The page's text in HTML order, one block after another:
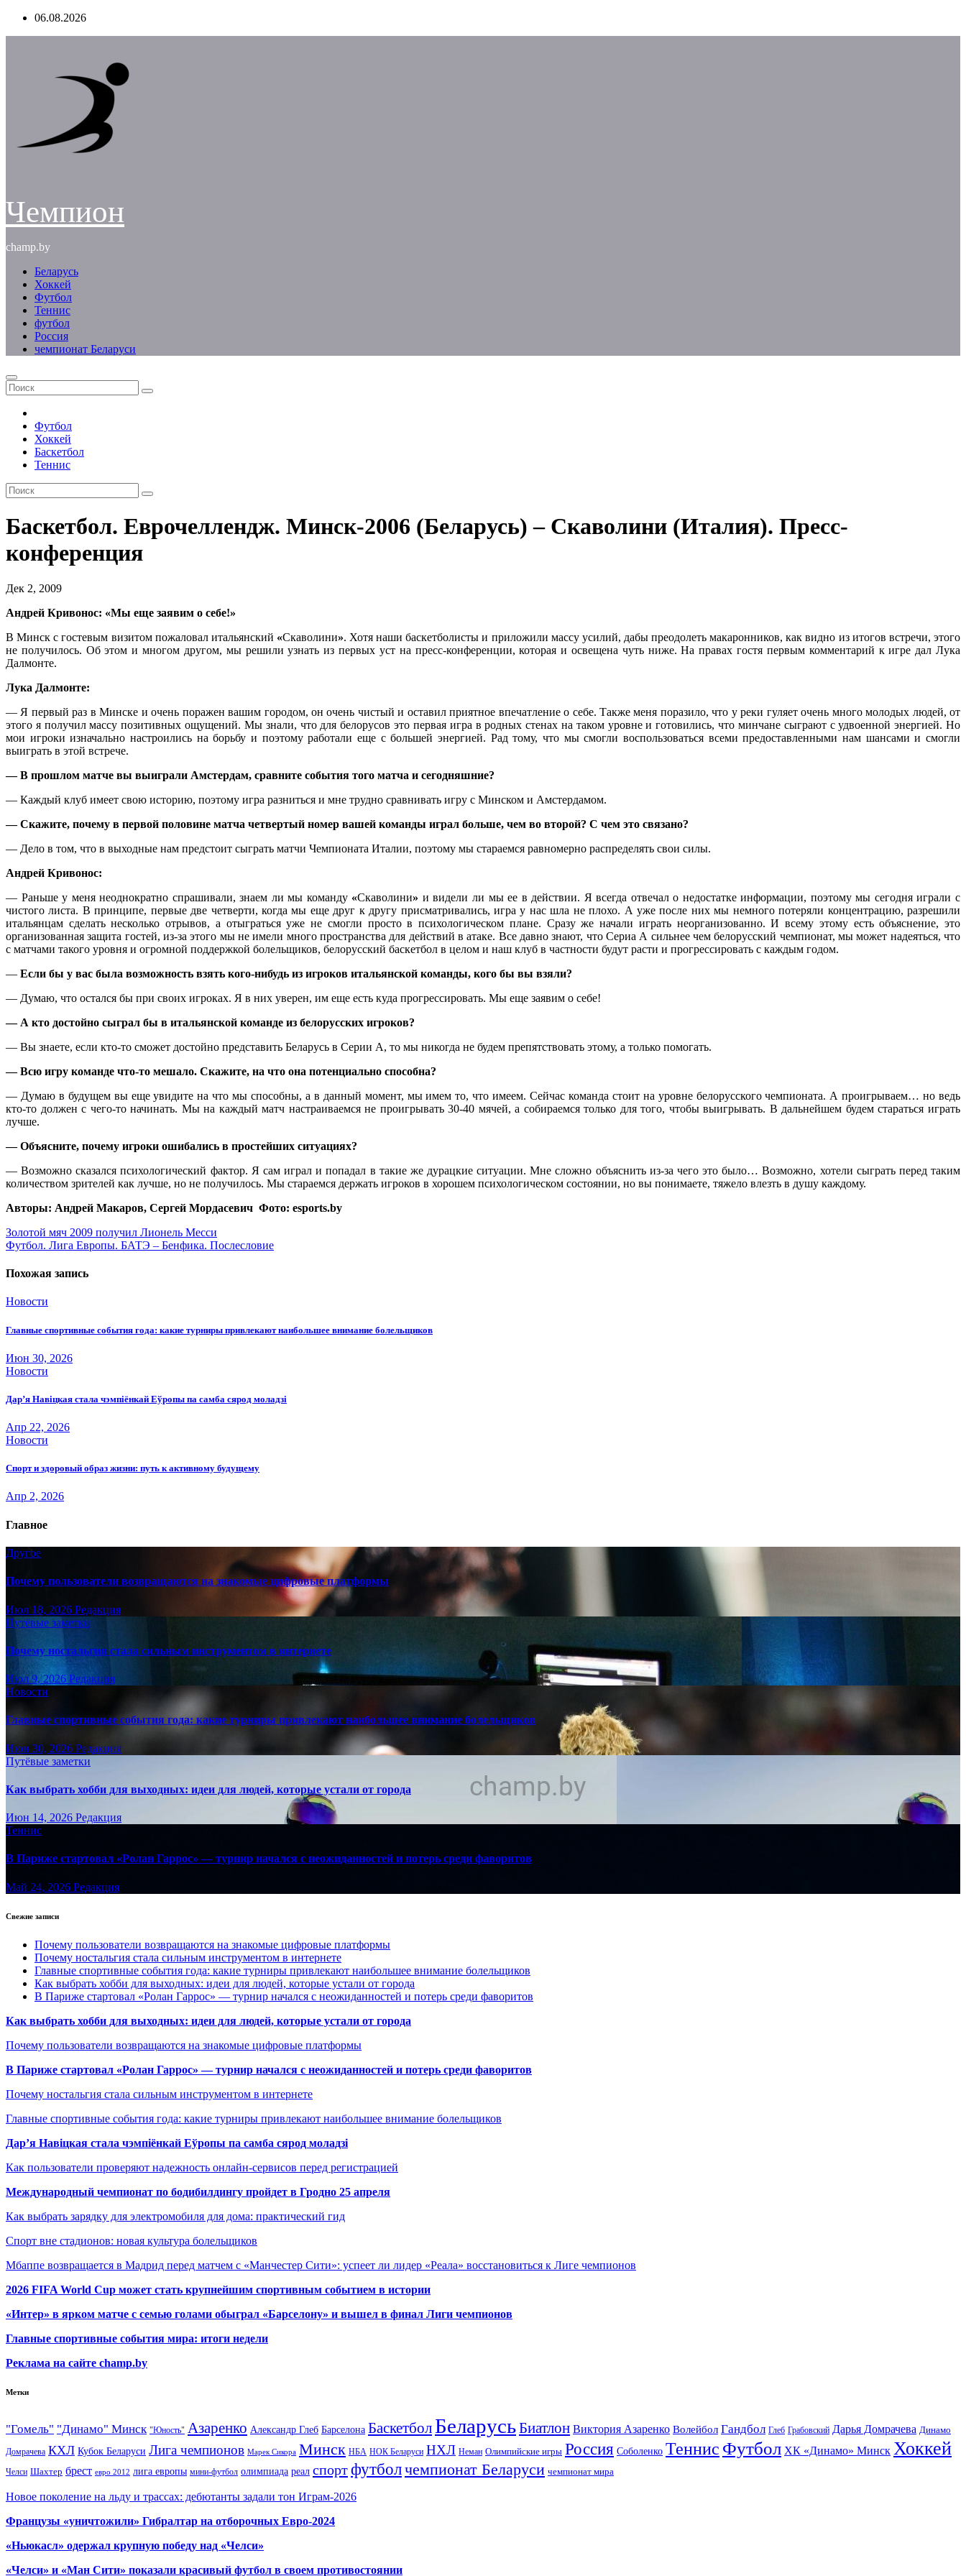
Перейти06.08.2026
Чемпион
champ.by
Беларусь
Хоккей
Футбол
Теннис
футбол
Россия
чемпионат Беларуси
Футбол
Хоккей
Баскетбол
Теннис
Баскетбол. Еврочеллендж. Минск-2006 (Беларусь) – Скаволини (Италия). Пресс-
конференция
Дек 2, 2009
Андрей Кривонос: «Мы еще заявим о себе!»
В Минск с гостевым визитом пожаловал итальянский «Скаволини». Хотя наши баскетболисты и приложили массу усилий, дабы преодолеть макаронников, как видно из итогов встречи, этого
не получилось. Об этом и многом другом, мы решили узнать из первых уст на пресс-конференции, которая и освещена чуть ниже. На правах гостя первым комментарий к игре дал Лука
Далмонте.
Лука Далмонте:
— Я первый раз в Минске и очень поражен вашим городом, он очень чистый и оставил приятное впечатление о себе. Также меня поразило, что у реки гуляет очень много молодых людей, от
этого я получил массу позитивных ощущений. Мы знали, что для белорусов это первая игра в родных стенах на таком уровне и готовились, что минчане сыграют с удвоенной энергией. Но
мои игроки изначально настроились на борьбу и поэтому работали еще с большей энергией. Рад тому, что мы смогли воспользоваться всеми предоставленными нам шансами и смогли
выиграть в этой встрече.
— В прошлом матче вы выиграли Амстердам, сравните события того матча и сегодняшние?
— Каждый клуб имеет свою историю, поэтому игра разниться и мне трудно сравнивать игру с Минском и Амстердамом.
— Скажите, почему в первой половине матча четвертый номер вашей команды играл больше, чем во второй? С чем это связано?
— Дело в том, что в выходные нам предстоит сыграть матчи Чемпионата Италии, поэтому мы стараемся равномерно распределять свои силы.
Андрей Кривонос:
— Раньше у меня неоднократно спрашивали, знаем ли мы команду «Скаволини» и видели ли мы ее в действии. Я всегда отвечал о недостатке информации, поэтому мы сегодня играли с
чистого листа. В принципе, первые две четверти, когда мы еще друг к другу присматривались, игра у нас шла не плохо. А уже после них мы немного потеряли концентрацию, разрешили
итальянцам сделать несколько отрывов, а отыграться уже не смогли просто в психологическом плане. Сразу же начали играть неорганизованно. И всему этому есть объяснение, это
организованная защита гостей, из-за этого мы не имели много пространства для действий в атаке. Все давно знают, что Сериа А сильнее чем белорусский чемпионат, мы может надеяться, что
с матчами такого уровня и огромной поддержкой болельщиков, белорусский баскетбол в целом и наш клуб в частности будут расти и прогрессировать с каждым годом.
— Если бы у вас была возможность взять кого-нибудь из игроков итальянской команды, кого бы вы взяли?
— Думаю, что остался бы при своих игроках. Я в них уверен, им еще есть куда прогрессировать. Мы еще заявим о себе!
— А кто достойно сыграл бы в итальянской команде из белорусских игроков?
— Вы знаете, если кто-то сможет достойно представить Беларусь в Серии А, то мы никогда не будем препятствовать этому, а только помогать.
— Всю игру команде что-то мешало. Скажите, на что она потенциально способна?
— Думаю в будущем вы еще увидите на что мы способны, а в данный момент, мы имем то, что имеем. Сейчас команда стоит на уровне белорусского чемпионата. А проигрываем… но ведь
кто-то должен с чего-то начинать. Мы на каждый матч настраиваемся не проигрывать 30-40 мячей, а собираемся только для того, чтобы выигрывать. В дальнейшем будем стараться играть
лучше.
— Объясните, почему игроки ошибались в простейших ситуациях?
— Возможно сказался психологический фактор. Я сам играл и попадал в такие же дурацкие ситуации. Мне сложно объяснить из-за чего это было… Возможно, хотели сыграть перед таким
количеством зрителей как лучше, но не получилось. Мы стараемся держать игроков в хорошем психологическом состоянии, но вы понимаете, тяжело влезть в душу каждому.
Авторы: Андрей Макаров, Сергей Мордасевич Фото: esports.by
Навигация
по
записям
Золотой мяч 2009 получил Лионель Месси
Футбол. Лига Европы. БАТЭ – Бенфика. Послесловие
Похожая запись
Новости
Главные спортивные события года: какие турниры привлекают наибольшее внимание болельщиков
Июн 30, 2026
Новости
Дар’я Навіцкая стала чэмпіёнкай Еўропы па самба сярод моладзі
Апр 22, 2026
Новости
Спорт и здоровый образ жизни: путь к активному будущему
Апр 2, 2026
Главное
Другое
Почему пользователи возвращаются на знакомые цифровые платформы
Июл 18, 2026 Редакция
Путёвые заметки
Почему ностальгия стала сильным инструментом в интернете
Июл 9, 2026 Редакция
Новости
Главные спортивные события года: какие турниры привлекают наибольшее внимание болельщиков
Июн 30, 2026 Редакция
Путёвые заметки
Как выбрать хобби для выходных: идеи для людей, которые устали от города
Июн 14, 2026 Редакция
Теннис
В Париже стартовал «Ролан Гаррос» — турнир начался с неожиданностей и потерь среди фаворитов
Май 24, 2026 Редакция
Свежие записи
Почему пользователи возвращаются на знакомые цифровые платформы
Почему ностальгия стала сильным инструментом в интернете
Главные спортивные события года: какие турниры привлекают наибольшее внимание болельщиков
Как выбрать хобби для выходных: идеи для людей, которые устали от города
В Париже стартовал «Ролан Гаррос» — турнир начался с неожиданностей и потерь среди фаворитов
Как выбрать хобби для выходных: идеи для людей, которые устали от города
Почему пользователи возвращаются на знакомые цифровые платформы
В Париже стартовал «Ролан Гаррос» — турнир начался с неожиданностей и потерь среди фаворитов
Почему ностальгия стала сильным инструментом в интернете
Главные спортивные события года: какие турниры привлекают наибольшее внимание болельщиков
Дар’я Навіцкая стала чэмпіёнкай Еўропы па самба сярод моладзі
Как пользователи проверяют надежность онлайн-сервисов перед регистрацией
Международный чемпионат по бодибилдингу пройдет в Гродно 25 апреля
Как выбрать зарядку для электромобиля для дома: практический гид
Спорт вне стадионов: новая культура болельщиков
Мбаппе возвращается в Мадрид перед матчем с «Манчестер Сити»: успеет ли лидер «Реала» восстановиться к Лиге чемпионов
2026 FIFA World Cup может стать крупнейшим спортивным событием в истории
«Интер» в ярком матче с семью голами обыграл «Барселону» и вышел в финал Лиги чемпионов
Главные спортивные события мира: итоги недели
Реклама на сайте champ.by
Метки
"Гомель" "Динамо" Минск "Юность" Азаренко Александр Глеб Барселона Баскетбол БеларусьБиатлон Виктория Азаренко Волейбол Гандбол Глеб Грабовский Дарья Домрачева Динамо
Домрачева КХЛ Кубок Беларуси Лига чемпионов Марек Сикора Минск НБА НОК Беларуси НХЛ Неман Олимпийские игры Россия Соболенко Теннис Футбол ХК «Динамо» Минск Хоккей
Челси Шахтер брест евро 2012 лига европы мини-футбол олимпиада реал спортфутболчемпионат Беларуси чемпионат мира
Новое поколение на льду и трассах: дебютанты задали тон Играм-2026
Французы «уничтожили» Гибралтар на отборочных Евро-2024
«Ньюкасл» одержал крупную победу над «Челси»
«Челси» и «Ман Сити» показали красивый футбол в своем противостоянии